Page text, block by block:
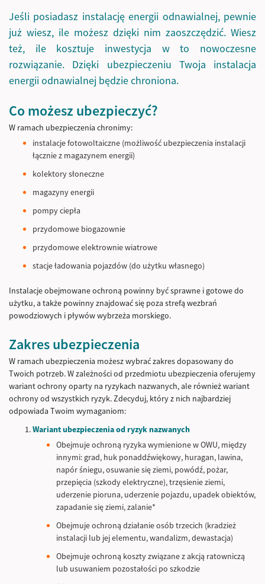
Jeśli posiadasz instalację energii odnawialnej, pewnie
już wiesz, ile możesz dzięki nim zaoszczędzić. Wiesz
też, ile kosztuje inwestycja w to nowoczesne
rozwiązanie. Dzięki ubezpieczeniu Twoja instalacja
energii odnawialnej będzie chroniona.
Co możesz ubezpieczyć?
W ramach ubezpieczenia chronimy:
instalacje fotowoltaiczne (możliwość ubezpieczenia instalacji
łącznie z magazynem energii)
kolektory słoneczne
magazyny energii
pompy ciepła
przydomowe biogazownie
przydomowe elektrownie wiatrowe
stacje ładowania pojazdów (do użytku własnego)
Instalacje obejmowane ochroną powinny być sprawne i gotowe do
użytku, a także powinny znajdować się poza strefą wezbrań
powodziowych i pływów wybrzeża morskiego.
Zakres ubezpieczenia
W ramach ubezpieczenia możesz wybrać zakres dopasowany do
Twoich potrzeb. W zależności od przedmiotu ubezpieczenia oferujemy
wariant ochrony oparty na ryzykach nazwanych, ale również wariant
ochrony od wszystkich ryzyk. Zdecyduj, który z nich najbardziej
odpowiada Twoim wymaganiom:
Wariant ubezpieczenia od ryzyk nazwanych
Obejmuje ochroną ryzyka wymienione w OWU, między
innymi: grad, huk ponaddźwiękowy, huragan, lawina,
napór śniegu, osuwanie się ziemi, powódź, pożar,
przepięcia (szkody elektryczne), trzęsienie ziemi,
uderzenie pioruna, uderzenie pojazdu, upadek obiektów,
zapadanie się ziemi, zalanie*
Obejmuje ochroną działanie osób trzecich (kradzież
instalacji lub jej elementu, wandalizm, dewastacja)
Obejmuje ochroną koszty związane z akcją ratowniczą
lub usuwaniem pozostałości po szkodzie